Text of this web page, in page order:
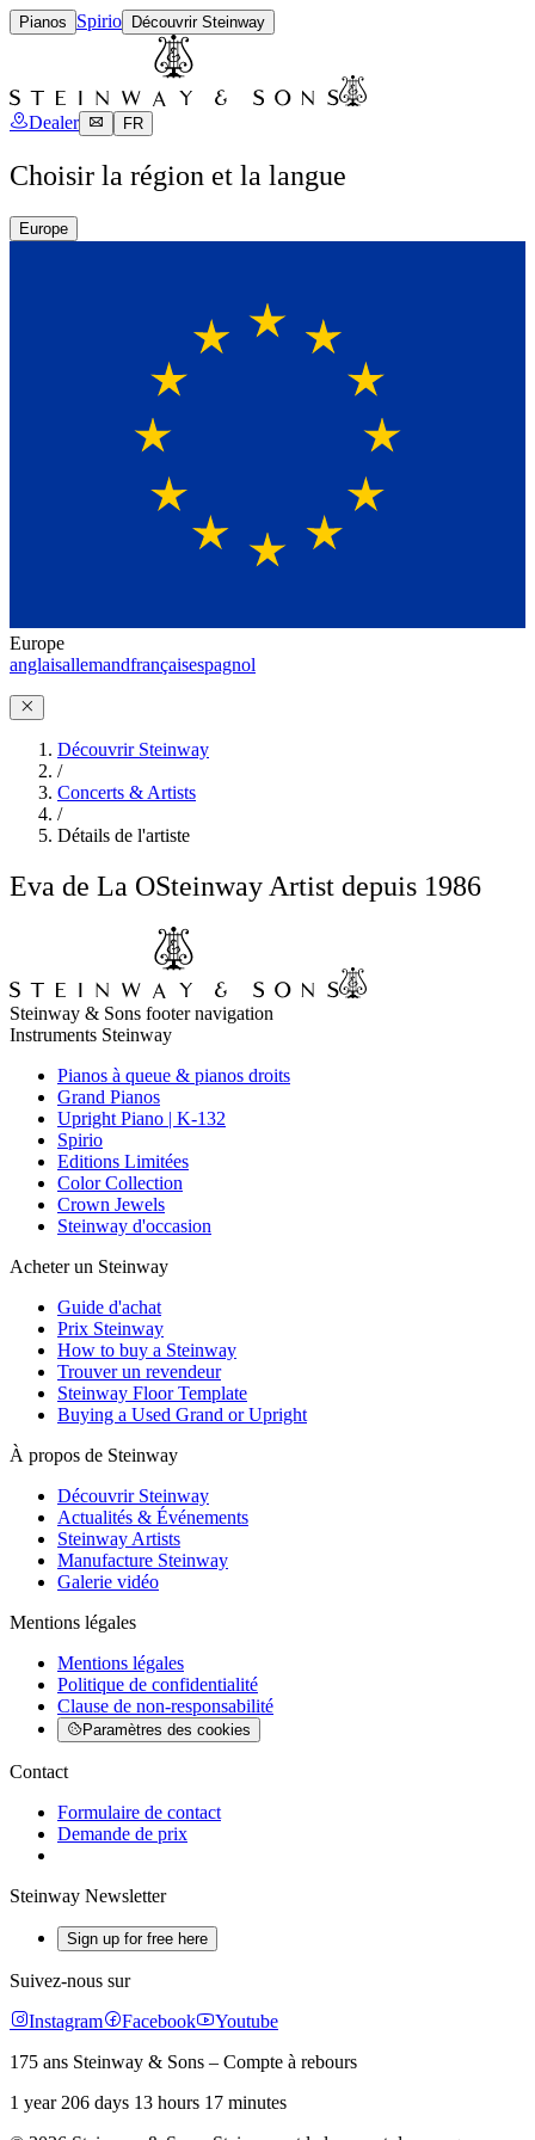
Pianos Spirio Découvrir Steinway
Dealer FR
Choisir la région et la langue
Europe
Europe
anglaisallemandfrançaisespagnol
Découvrir Steinway
/
Concerts & Artists
/
Détails de l'artiste
Eva de La OSteinway Artist depuis 1986
Steinway & Sons footer navigation
Instruments Steinway
Pianos à queue & pianos droits
Grand Pianos
Upright Piano | K-132
Spirio
Editions Limitées
Color Collection
Crown Jewels
Steinway d'occasion
Acheter un Steinway
Guide d'achat
Prix Steinway
How to buy a Steinway
Trouver un revendeur
Steinway Floor Template
Buying a Used Grand or Upright
À propos de Steinway
Découvrir Steinway
Actualités & Événements
Steinway Artists
Manufacture Steinway
Galerie vidéo
Mentions légales
Mentions légales
Politique de confidentialité
Clause de non-responsabilité
Paramètres des cookies
Contact
Formulaire de contact
Demande de prix
Steinway Newsletter
Sign up for free here
Suivez-nous sur
Instagram
Facebook
Youtube
175 ans Steinway & Sons – Compte à rebours
1 year 206 days 13 hours 17 minutes